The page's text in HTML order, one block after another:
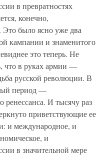
в превратностях
конечно,
Это было ясно уже два
кампании и знаменитого
это теперь. Не
что в руках армии —
русской революции. В
период —
ренессанса. И тысячу раз
приветствующие ее
и международное, и
и
в значительной мере